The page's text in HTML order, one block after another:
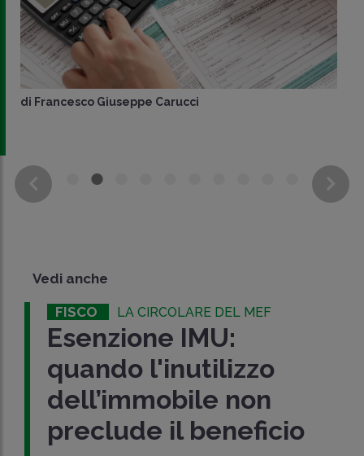
di Francesco Giuseppe Carucci
Vedi anche
FISCO LA CIRCOLARE DEL MEF
Esenzione IMU:
quando l'inutilizzo
dell’immobile non
preclude il beneficio